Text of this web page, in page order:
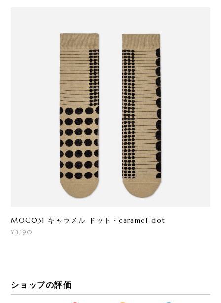
MOC031 キャラメル ドット・caramel_dot
¥3,190
ショップの評価